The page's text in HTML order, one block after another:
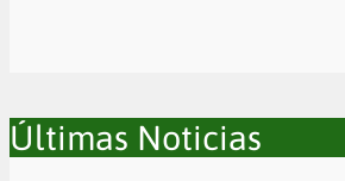
Últimas Noticias